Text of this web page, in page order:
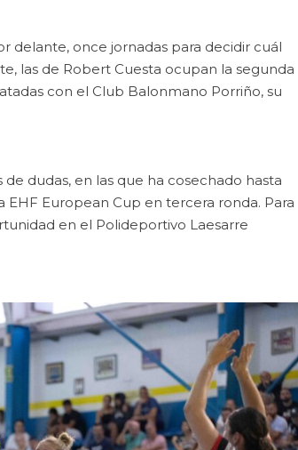
delante, once jornadas para decidir cuál
las de Robert Cuesta ocupan la segunda
con el Club Balonmano Porriño, su
de dudas, en las que ha cosechado hasta
European Cup en tercera ronda. Para
en el Polideportivo Laesarre